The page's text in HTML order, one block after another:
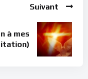
Suivant
à mes